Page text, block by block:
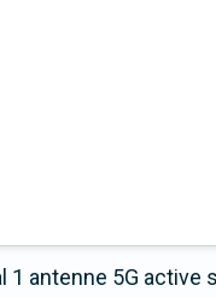
1 antenne 5G